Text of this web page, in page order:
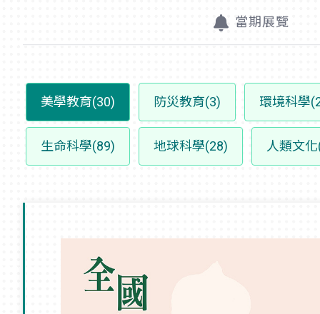
當期展覽
美學教育(30) 防災教育(3) 環境科學
生命科學(89) 地球科學(28) 人類文